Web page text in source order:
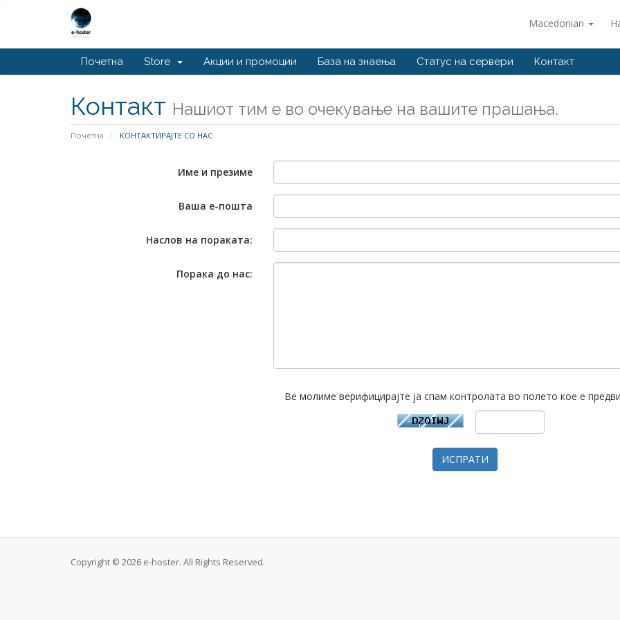
Macedonian
Почетна Store Акции и промоции База на знаења Статус на сервери Контакт
Контакт Нашиот тим е во очекување на вашите прашања.
Почетна КОНТАКТИРАЈТЕ СО НАС
Име и презиме
Ваша е-пошта
Наслов на пораката:
Порака до нас:
Ве молиме верифицирајте ја спам контролата во полето кое е
ИСПРАТИ
Copyright © 2026 e-hoster. All Rights Reserved.